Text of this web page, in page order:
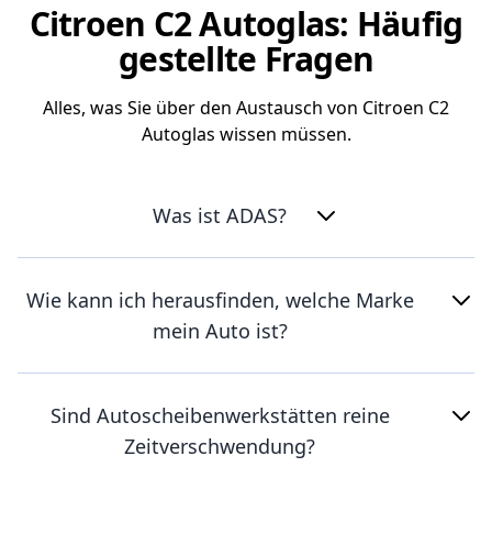
Citroen C2 Autoglas: Häufig
gestellte Fragen
Alles, was Sie über den Austausch von Citroen C2
Autoglas wissen müssen.
Was ist ADAS?
Wie kann ich herausfinden, welche Marke
mein Auto ist?
Sind Autoscheibenwerkstätten reine
Zeitverschwendung?